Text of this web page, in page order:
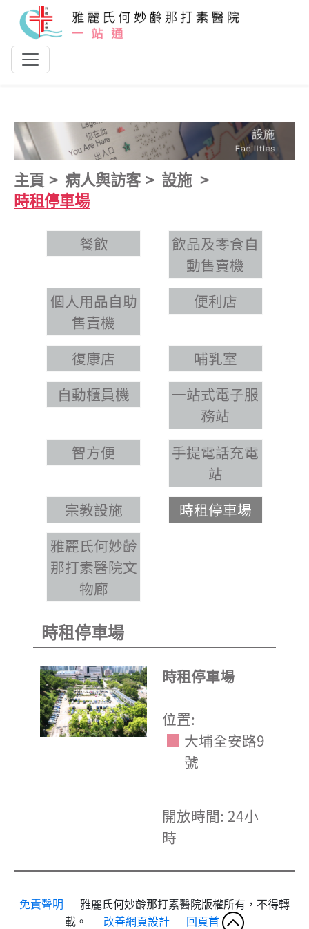
跳到主要內容
主頁 病人與訪客
設施
時租停車場
餐飲
飲品及零食自
動售賣機
個人用品自助
售賣機
便利店
復康店
哺乳室
自動櫃員機
一站式電子服
務站
智方便
手提電話充電
站
宗教設施
時租停車場
雅麗氏何妙齡
那打素醫院文
物廊
時租停車場
時租停車場
位置:
大埔全安路9
號
開放時間: 24小
時
免責聲明 雅麗氏何妙齡那打素醫院版權所有，不得轉
載。 改善網頁設計 回頁首